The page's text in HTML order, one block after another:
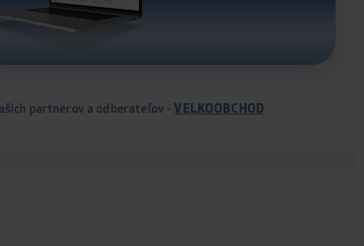
partnerov a odberateľov - VELKOOBCHOD